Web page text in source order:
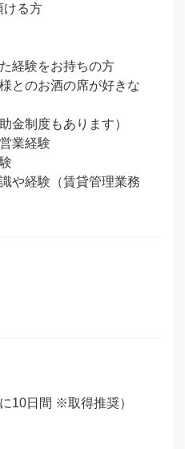
ける方
経験をお持ちの方
とのお酒の席が好きな
金制度もあります）
業経験
や経験（賃貸管理業務
10日間 ※取得推奨）